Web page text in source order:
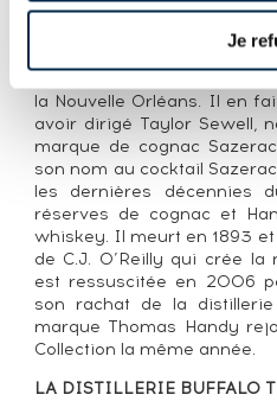
Je
annuelle composée de
Weller, George T. Stagg,
bartender et propriétaire
la Nouvelle Orléans. Il en
avoir dirigé Taylor Sewell,
marque de cognac
son nom au cocktail
les dernières décennies
réserves de cognac et
whiskey. Il meurt en 1893
de C.J. O’Reilly qui crée
est ressuscitée en 2006
son rachat de la
marque Thomas Handy
Collection la même année.
LA DISTILLERIE BUFFALO